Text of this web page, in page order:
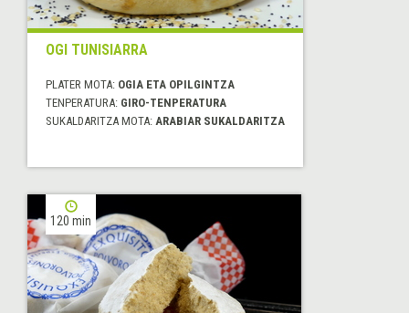
OGI TUNISIARRA
PLATER MOTA: OGIA ETA OPILGINTZA
TENPERATURA: GIRO-TENPERATURA
SUKALDARITZA MOTA: ARABIAR SUKALDARITZA
120 min